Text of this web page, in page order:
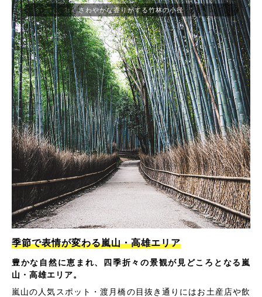
さわやかな香りがする竹林の小径
季節で表情が変わる嵐山・高雄エリア
豊かな自然に恵まれ、四季折々の景観が見どころとなる嵐
山・高雄エリア。
嵐山の人気スポット・渡月橋の目抜き通りにはお土産店や飲